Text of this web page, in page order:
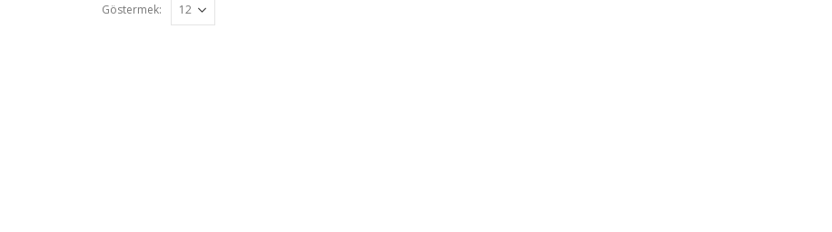
Göstermek: